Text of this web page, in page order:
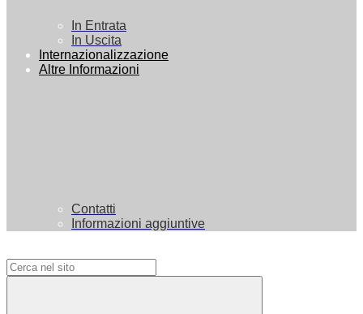
In Entrata
In Uscita
Internazionalizzazione
Altre Informazioni
Contatti
Informazioni aggiuntive